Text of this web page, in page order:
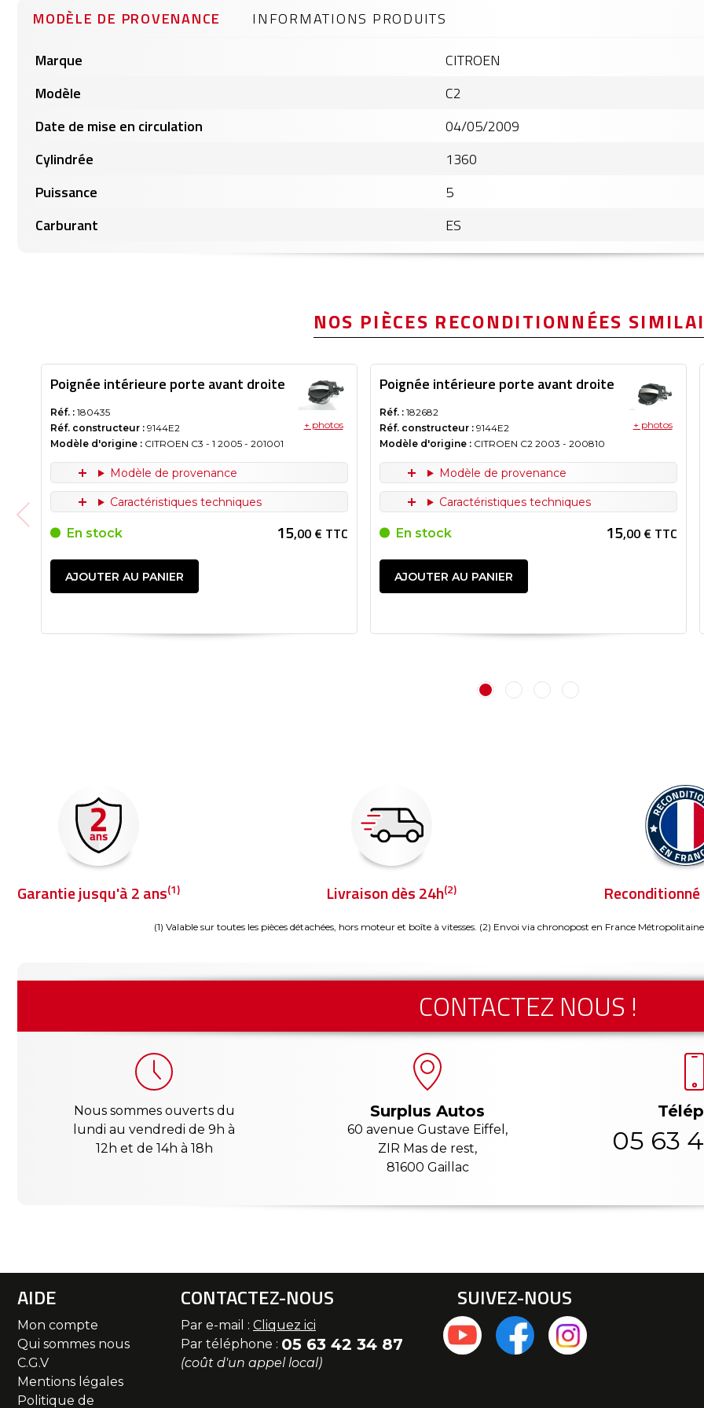
MODÈLE DE PROVENANCE
produits
Marque
CITROEN
Modèle
C2
Date de mise en circulation
04/05/2009
Cylindrée
1360
Puissance
5
Carburant
ES
INFORMATIONS PRODUITS
NOS PIÈCES RECONDITIONNÉES
Poignée intérieure porte avant droite
Réf. : 180435
Réf. constructeur : 9144E2
Modèle d'origine : CITROEN C3 - 1 2005 - 201001
+ photos
Modèle de provenance
Caractéristiques techniques
En stock 15,00 € TTC
AJOUTER AU PANIER
Poignée intérieure porte avant droite
Réf. : 182682
Réf. constructeur : 9144E2
Modèle d'origine : CITROEN C2 2003 - 200810
+ photos
Modèle de provenance
Caractéristiques techniques
En stock 15,00 € TTC
AJOUTER AU PANIER
Garantie jusqu'à 2 ans(1) Livraison dès 24h(2) Reconditionné
(1) Valable sur toutes les pièces détachées, hors moteur et boîte à vitesses. (2) Envoi via chronopost en France
CONTACTEZ NOUS !
Nous sommes ouverts du
lundi au vendredi de 9h à
12h et de 14h à 18h
Surplus Autos
60 avenue Gustave Eiffel,
ZIR Mas de rest,
81600 Gaillac
05 63
AIDE
Mon compte
Qui sommes nous
C.G.V
Mentions légales
Politique de
CONTACTEZ-NOUS
Par e-mail : Cliquez ici
Par téléphone : 05 63 42 34 87
(coût d'un appel local)
SUIVEZ-NOUS